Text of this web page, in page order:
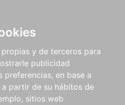
y de terceros para
publicidad
preferencias, en base a
partir de su hábitos de
sitios web